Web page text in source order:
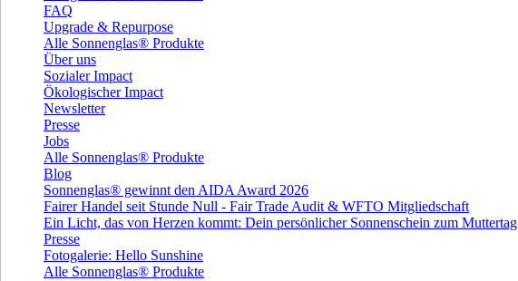
FAQ
Upgrade & Repurpose
Alle Sonnenglas® Produkte
Über uns
Sozialer Impact
Ökologischer Impact
Newsletter
Presse
Jobs
Alle Sonnenglas® Produkte
Blog
Sonnenglas® gewinnt den AIDA Award 2026
Fairer Handel seit Stunde Null - Fair Trade Audit & WFTO Mitgliedschaft
Ein Licht, das von Herzen kommt: Dein persönlicher Sonnenschein zum Muttertag
Presse
Fotogalerie: Hello Sunshine
Alle Sonnenglas® Produkte